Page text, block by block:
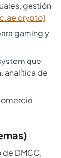
gestión
crypto]
gaming y
que
analítica de
DMCC,